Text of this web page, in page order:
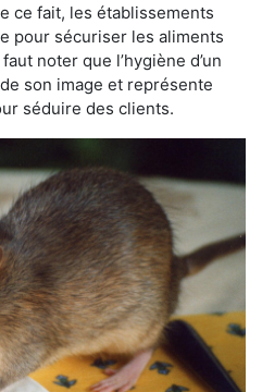
ce fait, les établissements
pour sécuriser les aliments
noter que l’hygiène d’un
son image et représente
séduire des clients.